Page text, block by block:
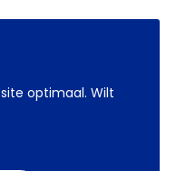
optimaal. Wilt